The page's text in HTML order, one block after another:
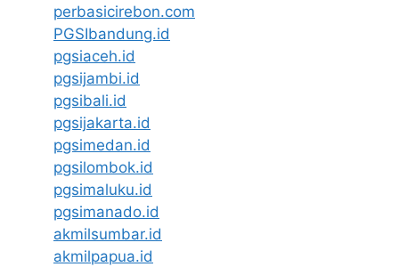
perbasicirebon.com
PGSIbandung.id
pgsiaceh.id
pgsijambi.id
pgsibali.id
pgsijakarta.id
pgsimedan.id
pgsilombok.id
pgsimaluku.id
pgsimanado.id
akmilsumbar.id
akmilpapua.id